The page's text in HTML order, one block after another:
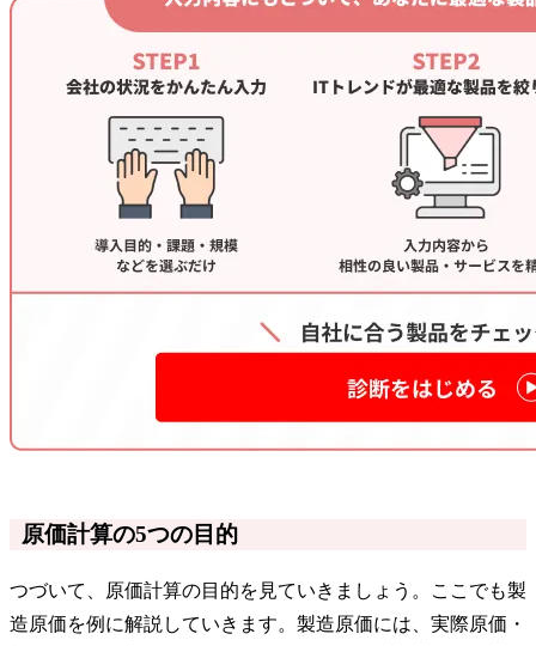
原価計算の5つの目的
つづいて、原価計算の目的を見ていきましょう。ここでも製
造原価を例に解説していきます。製造原価には、実際原価・